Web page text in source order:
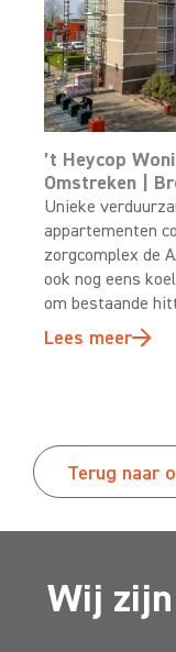
’t Heycop
Omstreken |
Unieke
appartementen
zorgcomplex de
ook nog eens
om bestaande
Lees meer
Terug naar
Wij